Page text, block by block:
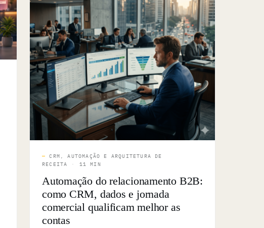
—CRM, AUTOMAÇÃO E ARQUITETURA DE
RECEITA
· 11 MIN
Automação do relacionamento B2B:
como CRM, dados e jornada
comercial qualificam melhor as
contas